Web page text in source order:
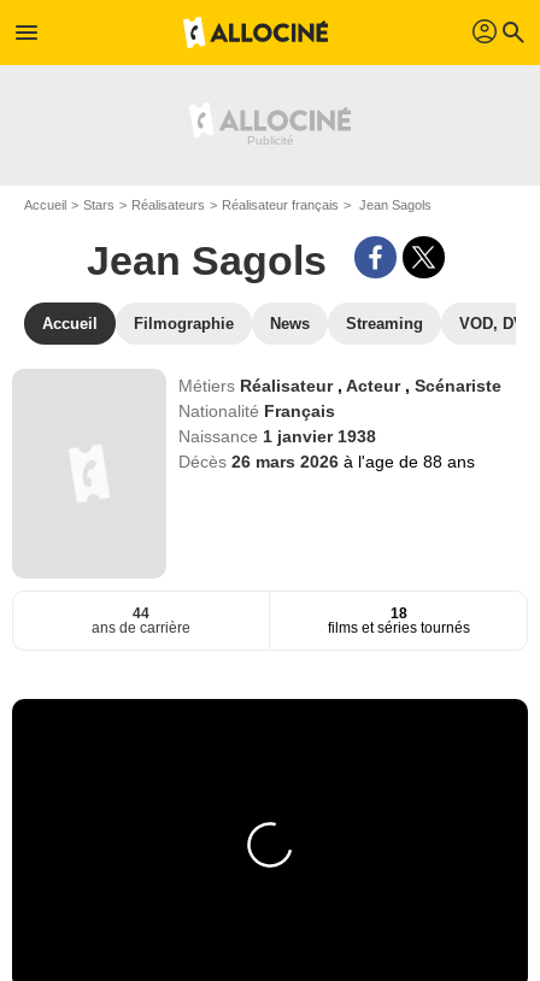
menu profil search
Accueil Stars Réalisateurs Réalisateur français Jean Sagols
Jean Sagols
Accueil Filmographie News Streaming VOD, DVD
Métiers Réalisateur ,Acteur ,Scénariste
Nationalité Français
Naissance 1 janvier 1938
Décès26 mars 2026à l'age de 88 ans
44
ans de carrière
18
films et séries tournés